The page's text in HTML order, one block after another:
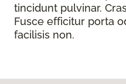
tincidunt pulvinar.
Fusce efficitur porta
facilisis non.